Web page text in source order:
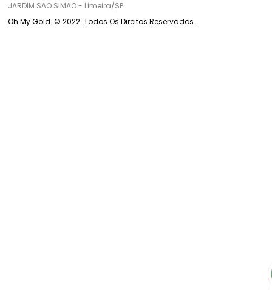
JARDIM SAO SIMAO - Limeira/SP
Oh My Gold. © 2022. Todos Os Direitos Reservados.